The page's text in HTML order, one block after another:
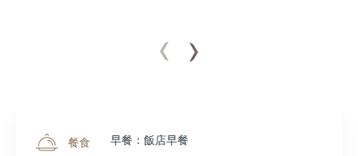
餐食
早餐：飯店早餐